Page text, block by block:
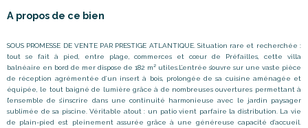
A propos de ce bien
SOUS PROMESSE DE VENTE PAR PRESTIGE ATLANTIQUE. Situation rare et recherchée :
tout se fait à pied, entre plage, commerces et cœur de Préfailles, cette villa
balnéaire en bord de mer dispose de 182 m² utiles.L’entrée s’ouvre sur une vaste pièce
de réception agrémentée d’un insert à bois, prolongée de sa cuisine aménagée et
équipée, le tout baigné de lumière grâce à de nombreuses ouvertures permettant à
l’ensemble de s’inscrire dans une continuité harmonieuse avec le jardin paysager
sublimée de sa piscine. Véritable atout : un patio vient parfaire la distribution. La vie
de plain-pied est pleinement assurée grâce à une généreuse capacité d’accueil.